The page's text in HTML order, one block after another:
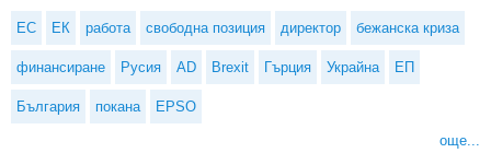
ЕС ЕК работа свободна позиция директор бежанска криза
финансиране Русия AD Brexit Гърция Украйна ЕП
България покана EPSO
още...